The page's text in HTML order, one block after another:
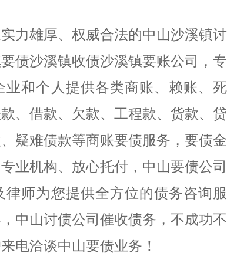
力雄厚、权威合法的中山沙溪镇讨
债沙溪镇收债沙溪镇要账公司，专
业和个人提供各类商账、赖账、死
、借款、欠款、工程款、货款、贷
疑难债款等商账要债服务，要债金
业机构、放心托付，中山要债公司
律师为您提供全方位的债务咨询服
中山讨债公司催收债务，不成功不
电洽谈中山要债业务！